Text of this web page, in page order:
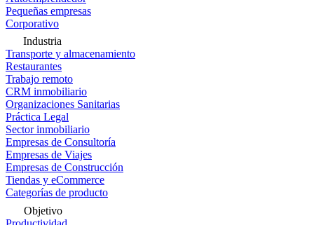
Pequeñas empresas
Corporativo
Industria
Transporte y almacenamiento
Restaurantes
Trabajo remoto
CRM inmobiliario
Organizaciones Sanitarias
Práctica Legal
Sector inmobiliario
Empresas de Consultoría
Empresas de Viajes
Empresas de Construcción
Tiendas y eCommerce
Categorías de producto
Objetivo